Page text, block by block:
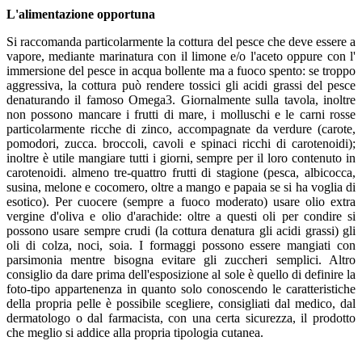
L'alimentazione opportuna
Si raccomanda particolarmente la cottura del pesce che deve essere a
vapore, mediante marinatura con il limone e/o l'aceto oppure con l'
immersione del pesce in acqua bollente ma a fuoco spento: se troppo
aggressiva, la cottura può rendere tossici gli acidi grassi del pesce
denaturando il famoso Omega3. Giornalmente sulla tavola, inoltre
non possono mancare i frutti di mare, i molluschi e le carni rosse
particolarmente ricche di zinco, accompagnate da verdure (carote,
pomodori, zucca. broccoli, cavoli e spinaci ricchi di carotenoidi);
inoltre è utile mangiare tutti i giorni, sempre per il loro contenuto in
carotenoidi. almeno tre-quattro frutti di stagione (pesca, albicocca,
susina, melone e cocomero, oltre a mango e papaia se si ha voglia di
esotico). Per cuocere (sempre a fuoco moderato) usare olio extra
vergine d'oliva e olio d'arachide: oltre a questi oli per condire si
possono usare sempre crudi (la cottura denatura gli acidi grassi) gli
oli di colza, noci, soia. I formaggi possono essere mangiati con
parsimonia mentre bisogna evitare gli zuccheri semplici. Altro
consiglio da dare prima dell'esposizione al sole è quello di definire la
foto-tipo appartenenza in quanto solo conoscendo le caratteristiche
della propria pelle è possibile scegliere, consigliati dal medico, dal
dermatologo o dal farmacista, con una certa sicurezza, il prodotto
che meglio si addice alla propria tipologia cutanea.